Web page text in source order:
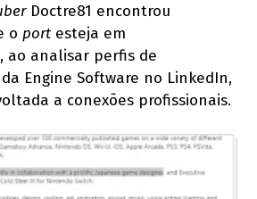
Doctre81 encontrou
oport esteja em
ao analisar perfis de
Engine Software no LinkedIn,
a conexões profissionais.